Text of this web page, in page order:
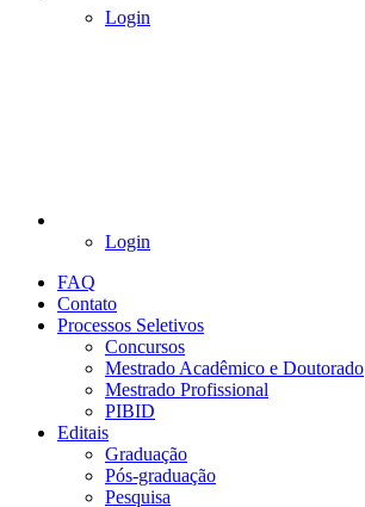
Login
Login
FAQ
Contato
Processos Seletivos
Concursos
Mestrado Acadêmico e Doutorado
Mestrado Profissional
PIBID
Editais
Graduação
Pós-graduação
Pesquisa